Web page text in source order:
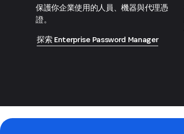
保護你企業使用的人員、機器與代理憑
證。
探索 Enterprise Password Manager